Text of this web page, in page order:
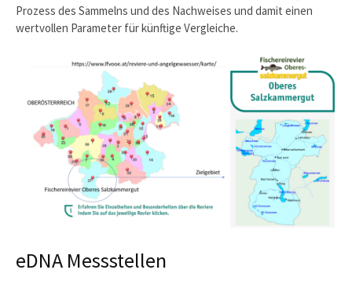
Prozess des Sammelns und des Nachweises und damit einen
wertvollen Parameter für künftige Vergleiche.
eDNA Messstellen